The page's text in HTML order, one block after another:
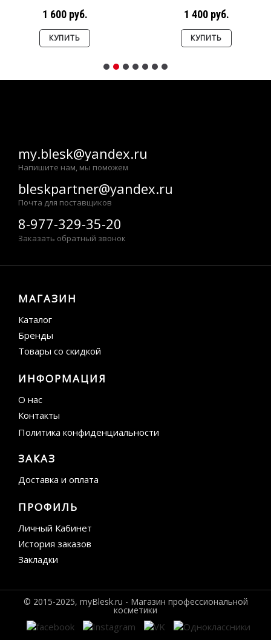
1 600 руб.
КУПИТЬ
1 400 руб.
КУПИТЬ
my.blesk@yandex.ru
Напишите нам, мы поможем
bleskpartner@yandex.ru
Почта для поставщиков
8-977-329-35-20
Заказать обратный звонок
МАГАЗИН
Каталог
Бренды
Товары со скидкой
ИНФОРМАЦИЯ
О нас
Контакты
Политика конфиденциальности
ЗАКАЗ
Доставка и оплата
ПРОФИЛЬ
Личный Кабинет
История заказов
Закладки
© 2015-2025, myBlesk.ru - Магазин профессиональной
косметики